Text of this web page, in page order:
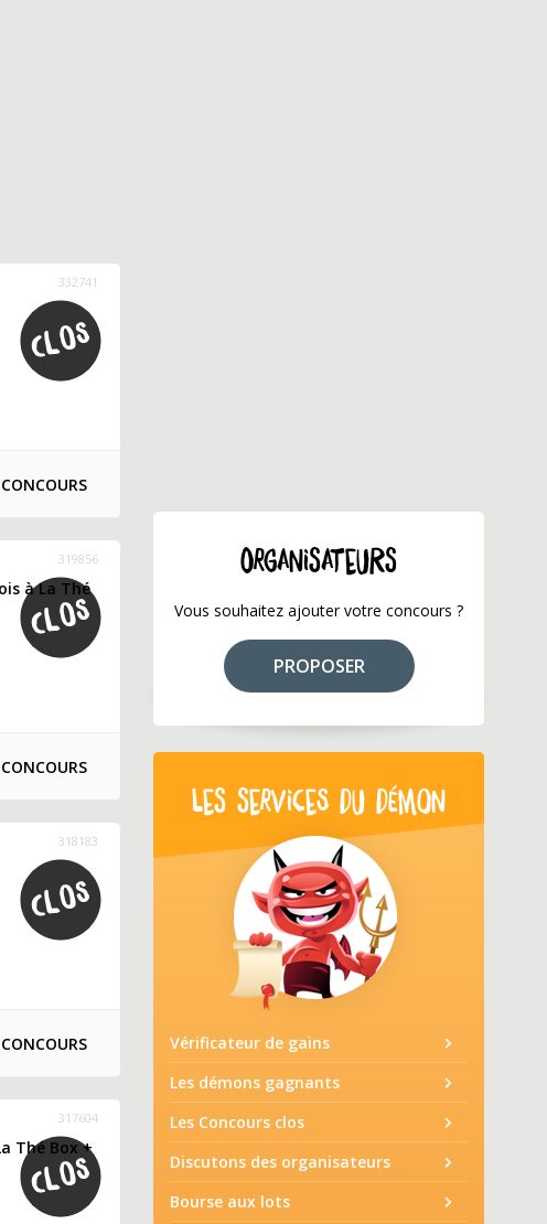
332741
319856
à La Thé
318183
317604
Thé Box +
ORGANISATEURS
Vous souhaitez ajouter votre concours ?
PROPOSER
LES SERVICES DU DÉMON
Vérificateur de gains
Les démons gagnants
Les Concours clos
Discutons des organisateurs
Bourse aux lots